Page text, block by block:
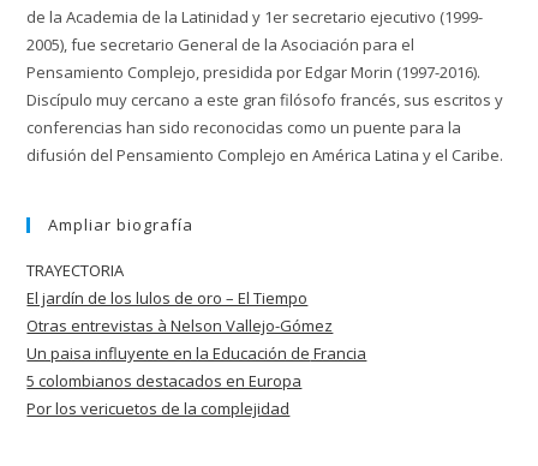
de la Academia de la Latinidad y 1er secretario ejecutivo (1999-
2005), fue secretario General de la Asociación para el
Pensamiento Complejo, presidida por Edgar Morin (1997-2016).
Discípulo muy cercano a este gran filósofo francés, sus escritos y
conferencias han sido reconocidas como un puente para la
difusión del Pensamiento Complejo en América Latina y el Caribe.
Ampliar biografía
TRAYECTORIA
El jardín de los lulos de oro – El Tiempo
Otras entrevistas à Nelson Vallejo-Gómez
Un paisa influyente en la Educación de Francia
5 colombianos destacados en Europa
Por los vericuetos de la complejidad